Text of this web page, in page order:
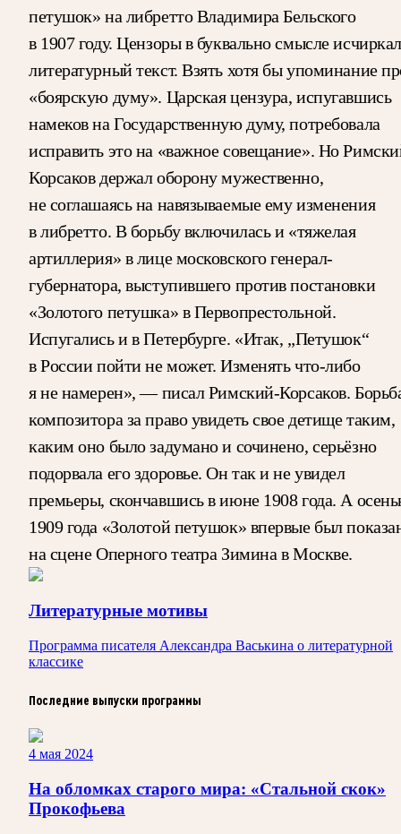
петушок» на либретто Владимира Бельского
в 1907 году. Цензоры в буквально смысле
литературный текст. Взять хотя бы упоминание
«боярскую думу». Царская цензура, испугавшись
намеков на Государственную думу, потребовала
исправить это на «важное совещание». Но
Корсаков держал оборону мужественно,
не соглашаясь на навязываемые ему изменения
в либретто. В борьбу включилась и «тяжелая
артиллерия» в лице московского генерал-
губернатора, выступившего против постановки
«Золотого петушка» в Первопрестольной.
Испугались и в Петербурге. «Итак, „Петушок“
в России пойти не может. Изменять что-либо
я не намерен», — писал Римский-Корсаков.
композитора за право увидеть свое детище таким,
каким оно было задумано и сочинено, серьёзно
подорвала его здоровье. Он так и не увидел
премьеры, скончавшись в июне 1908 года. А
1909 года «Золотой петушок» впервые был
на сцене Оперного театра Зимина в Москве.
Литературные мотивы
Программа писателя Александра Васькина о литературной
классике
Последние выпуски программы
4 мая 2024
На обломках старого мира: «Стальной скок»
Прокофьева